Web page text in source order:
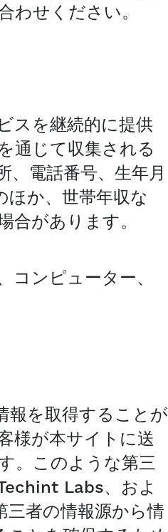
わせください。
スを継続的に提供
通じて収集される
電話番号、生年月
ほか、世帯年収な
合があります。
ンピューター、
報を取得することが
様が本サイトに送
。このような第三
Labs、およ
者の情報源から情